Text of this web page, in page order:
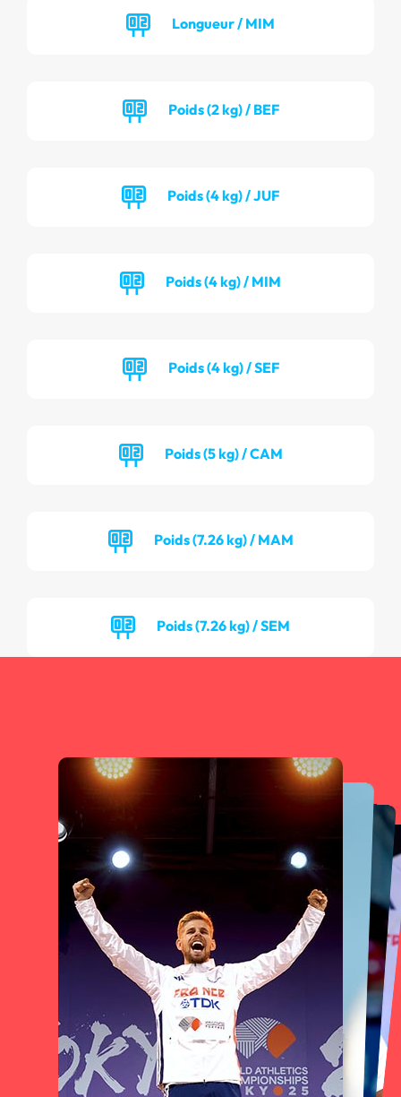
Longueur / MIM
Poids (2 kg) / BEF
Poids (4 kg) / JUF
Poids (4 kg) / MIM
Poids (4 kg) / SEF
Poids (5 kg) / CAM
Poids (7.26 kg) / MAM
Poids (7.26 kg) / SEM